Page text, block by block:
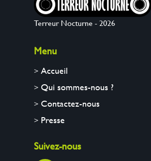
Terreur Nocturne - 2026
Menu
Accueil
Qui sommes-nous ?
Contactez-nous
Presse
Suivez-nous